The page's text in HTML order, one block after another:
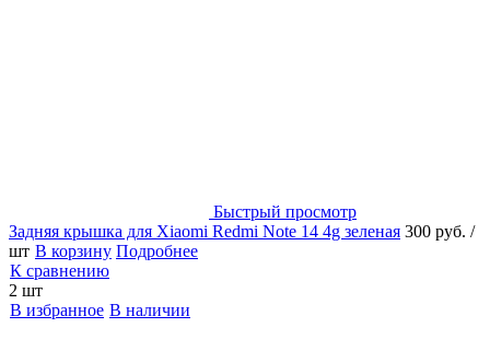
Быстрый просмотр
Задняя крышка для Xiaomi Redmi Note 14 4g зеленая 300 руб. /
шт В корзину Подробнее
К сравнению
2 шт
В избранное В наличии